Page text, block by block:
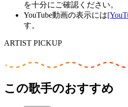
を十分にご確認ください。
YouTube動画の表示には
す。
ARTIST PICKUP
この歌手のおすすめ